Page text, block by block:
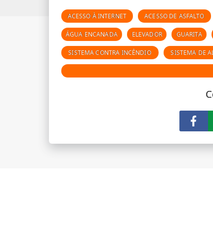
ACESSO À INTERNET ACESSO DE ASFALTO
ÁGUA ENCANADA ELEVADOR GUARITA
SISTEMA CONTRA INCÊNDIO SISTEMA DE